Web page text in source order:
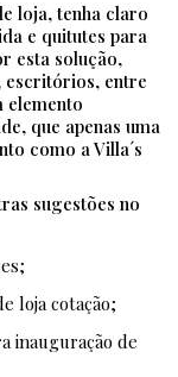
loja, tenha claro
e quitutes para
esta solução,
escritórios, entre
elemento
que apenas uma
como a Villa´s
sugestões no
loja cotação;